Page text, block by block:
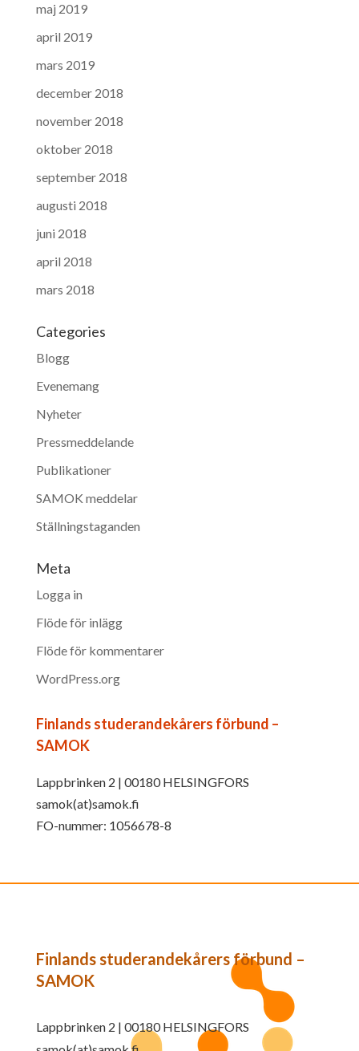
maj 2019
april 2019
mars 2019
december 2018
november 2018
oktober 2018
september 2018
augusti 2018
juni 2018
april 2018
mars 2018
Categories
Blogg
Evenemang
Nyheter
Pressmeddelande
Publikationer
SAMOK meddelar
Ställningstaganden
Meta
Logga in
Flöde för inlägg
Flöde för kommentarer
WordPress.org
Finlands studerandekårers förbund –
SAMOK
Lappbrinken 2 | 00180 HELSINGFORS
samok(at)samok.fi
FO-nummer: 1056678-8
Finlands studerandekårers förbund –
SAMOK
Lappbrinken 2 | 00180 HELSINGFORS